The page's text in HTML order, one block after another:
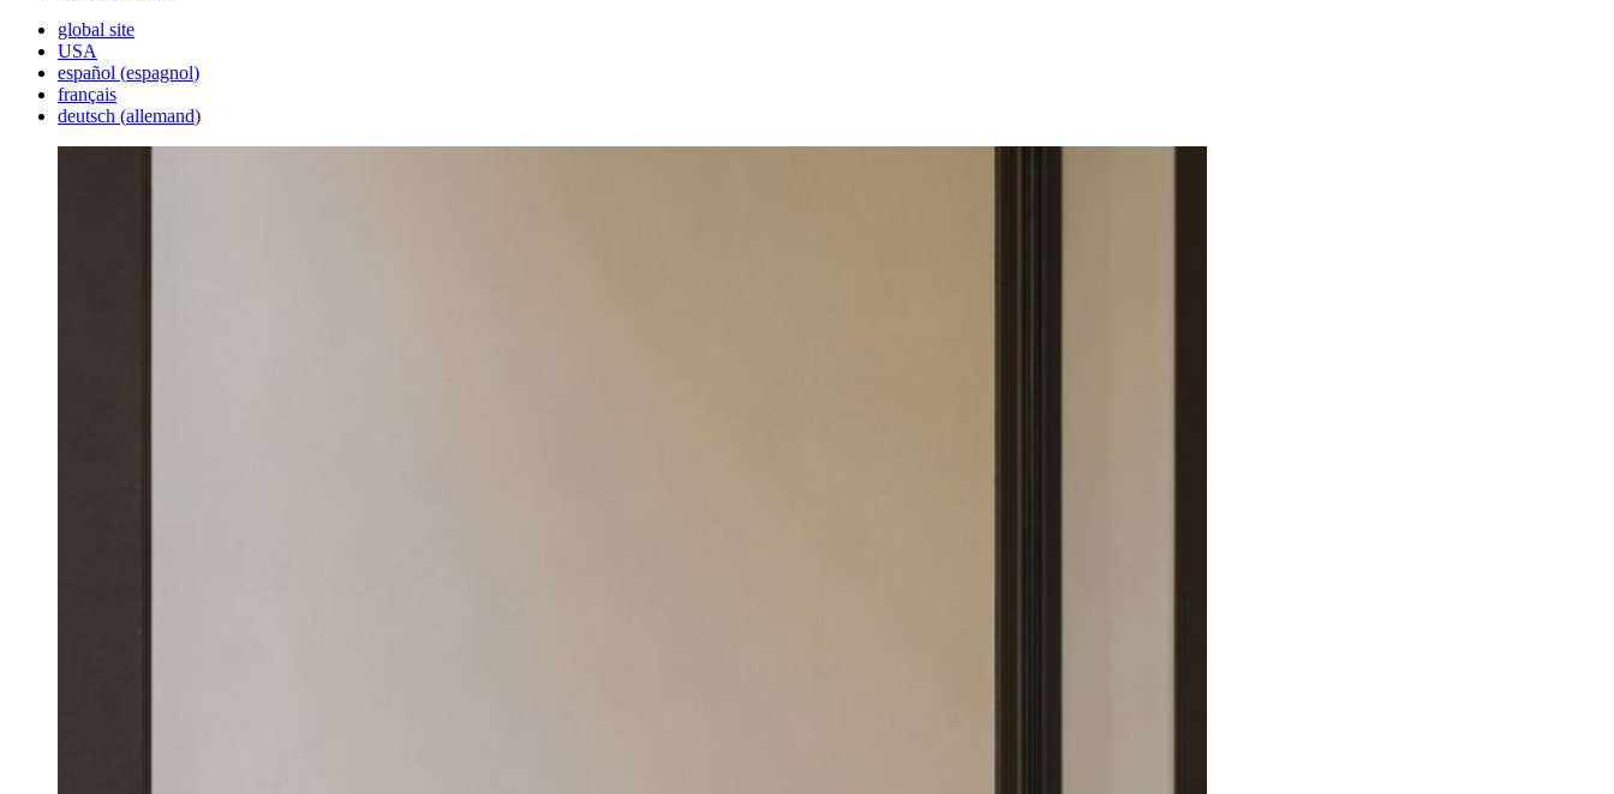
global site
USA
español (espagnol)
français
deutsch (allemand)